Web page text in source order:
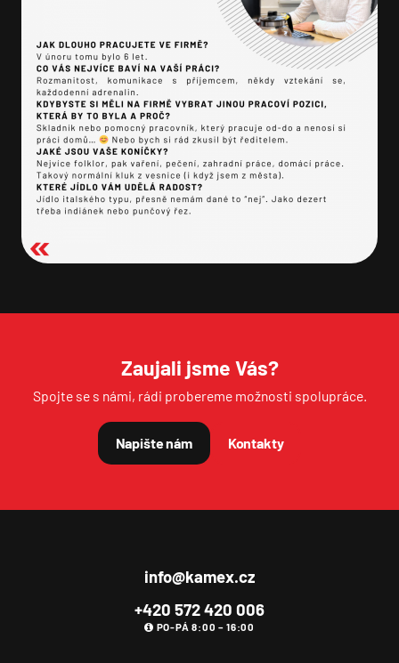
Zaujali jsme Vás?
Spojte se s námi, rádi probereme možnosti spolupráce.
Napište nám Kontakty
NÁZEV SPOLEČNOSTI
JMÉNO A PŘÍJMENÍ
E-MAIL
Souhlasím sezpracováním osobních údajů.
info@kamex.cz
+420 572 420 006
PO-PÁ 8:00 – 16:00